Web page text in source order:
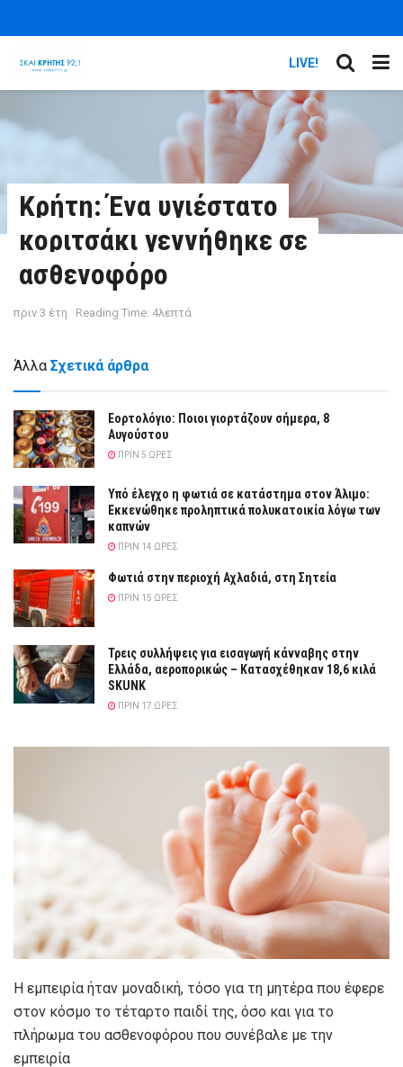
LIVE!
Κρήτη: Ένα υγιέστατο
κοριτσάκι γεννήθηκε σε
ασθενοφόρο
πριν 3 έτη Reading Time: 4λεπτά
Άλλα Σχετικά άρθρα
Εορτολόγιο: Ποιοι γιορτάζουν σήμερα, 8
Αυγούστου
ΠΡΙΝ 5 ΏΡΕΣ
Yπό έλεγχο η φωτιά σε κατάστημα στον Άλιμο:
Εκκενώθηκε προληπτικά πολυκατοικία λόγω των
καπνών
ΠΡΙΝ 14 ΏΡΕΣ
Φωτιά στην περιοχή Αχλαδιά, στη Σητεία
ΠΡΙΝ 15 ΏΡΕΣ
Τρεις συλλήψεις για εισαγωγή κάνναβης στην
Ελλάδα, αεροπορικώς – Κατασχέθηκαν 18,6 κιλά
SKUNK
ΠΡΙΝ 17 ΏΡΕΣ
Η εμπειρία ήταν μοναδική, τόσο για τη μητέρα που έφερε
στον κόσμο το τέταρτο παιδί της, όσο και για το
πλήρωμα του ασθενοφόρου που συνέβαλε με την
εμπειρία